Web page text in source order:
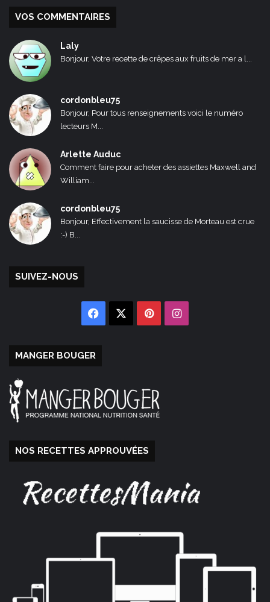
VOS COMMENTAIRES
Laly
Bonjour, Votre recette de crêpes aux fruits de mer a l...
cordonbleu75
Bonjour, Pour tous renseignements voici le numéro
lecteurs M...
Arlette Auduc
Comment faire pour acheter des assiettes Maxwell and
William...
cordonbleu75
Bonjour, Effectivement la saucisse de Morteau est crue
:-) B...
SUIVEZ-NOUS
Facebook PinterestInstagram
MANGER BOUGER
NOS RECETTES APPROUVÉES